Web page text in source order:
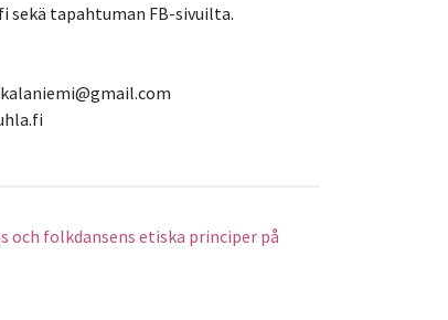
sekä tapahtuman FB-sivuilta.
och folkdansens etiska principer på